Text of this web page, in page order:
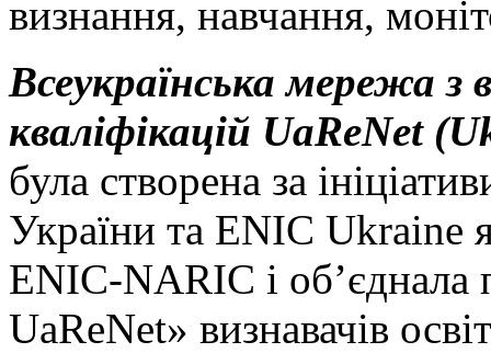
визнання, навчання,
Всеукраїнська мережа з
кваліфікацій UaReNet
була створена за
України та ENIC Ukraine
ENIC-NARIC і об’єднала
UaReNet» визнавачів